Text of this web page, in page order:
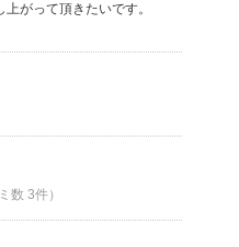
がって頂きたいです。
数 3件）